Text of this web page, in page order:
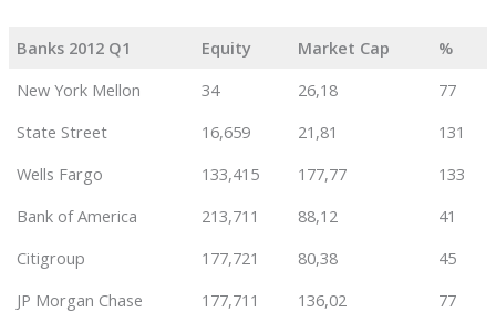
Banks 2012 Q1 Equity Market Cap
%
New York Mellon
34 26,18
77
State Street
16,659 21,81
131
Wells Fargo
133,415 177,77
133
Bank of America
213,711 88,12
41
Citigroup
177,721 80,38
45
JP Morgan Chase
177,711 136,02
77